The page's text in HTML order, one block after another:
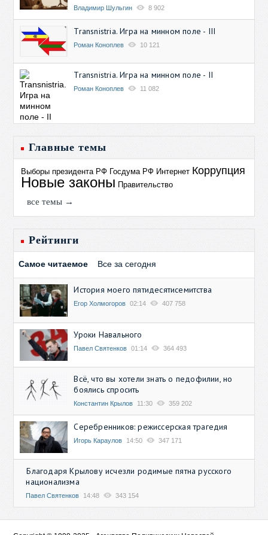
Владимир Шульгин 8 902
Transnistria. Игра на минном поле - III
Роман Коноплев 10 121
Transnistria. Игра на минном поле - II
Роман Коноплев 11 082
Главные темы
Выборы президента РФ Госдума РФ Интернет Коррупция
Новые законы Правительство
все темы →
Рейтинги
Самое читаемое Все за сегодня
История моего пятидесятисемитства
Егор Холмогоров 02:14 407 758
Уроки Навального
Павел Святенков 01:14 364 493
Всё, что вы хотели знать о педофилии, но
боялись спросить
Константин Крылов 11:30 359 202
Серебренников: режиссерская трагедия
Игорь Караулов 14:50 347 171
Благодаря Крылову исчезли родимые пятна русского
национализма
Павел Святенков 14:48 343 154